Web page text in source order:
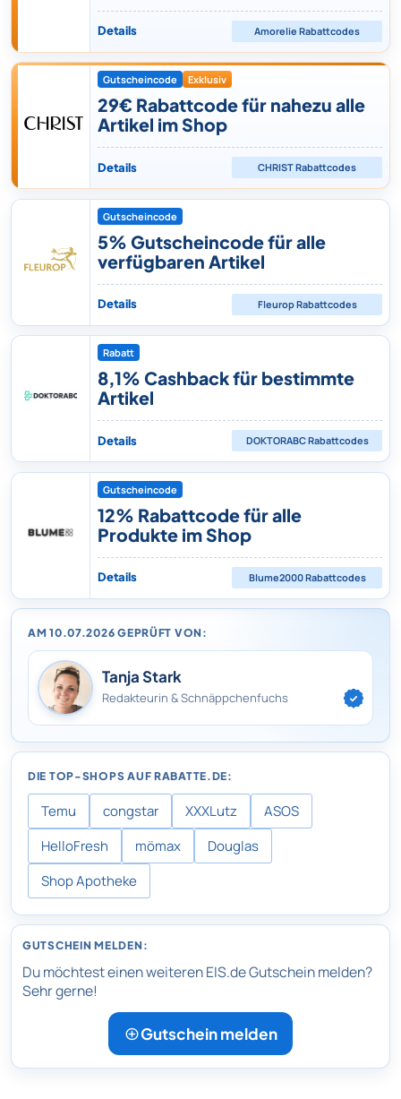
AM 10.07.2026 GEPRÜFT VON:
Tanja Stark
Redakteurin & Schnäppchenfuchs
DIE TOP-SHOPS AUF RABATTE.DE:
Temu congstar XXXLutz
ASOS
HelloFresh
mömax
Douglas
Shop Apotheke
GUTSCHEIN MELDEN:
Du möchtest einen weiteren EIS.de Gutschein melden?
Sehr gerne!
Gutschein melden
Details Amorelie Rabattcodes
Gutscheincode Exklusiv
29€ Rabattcode für nahezu alle
Artikel im Shop
Details CHRISTRabattcodes
Gutscheincode
5% Gutscheincode für alle
verfügbaren Artikel
Details FleuropRabattcodes
Rabatt
8,1% Cashback für bestimmte
Artikel
Details DOKTORABCRabattcodes
Gutscheincode
12% Rabattcode für alle
Produkte im Shop
Details Blume2000Rabattcodes